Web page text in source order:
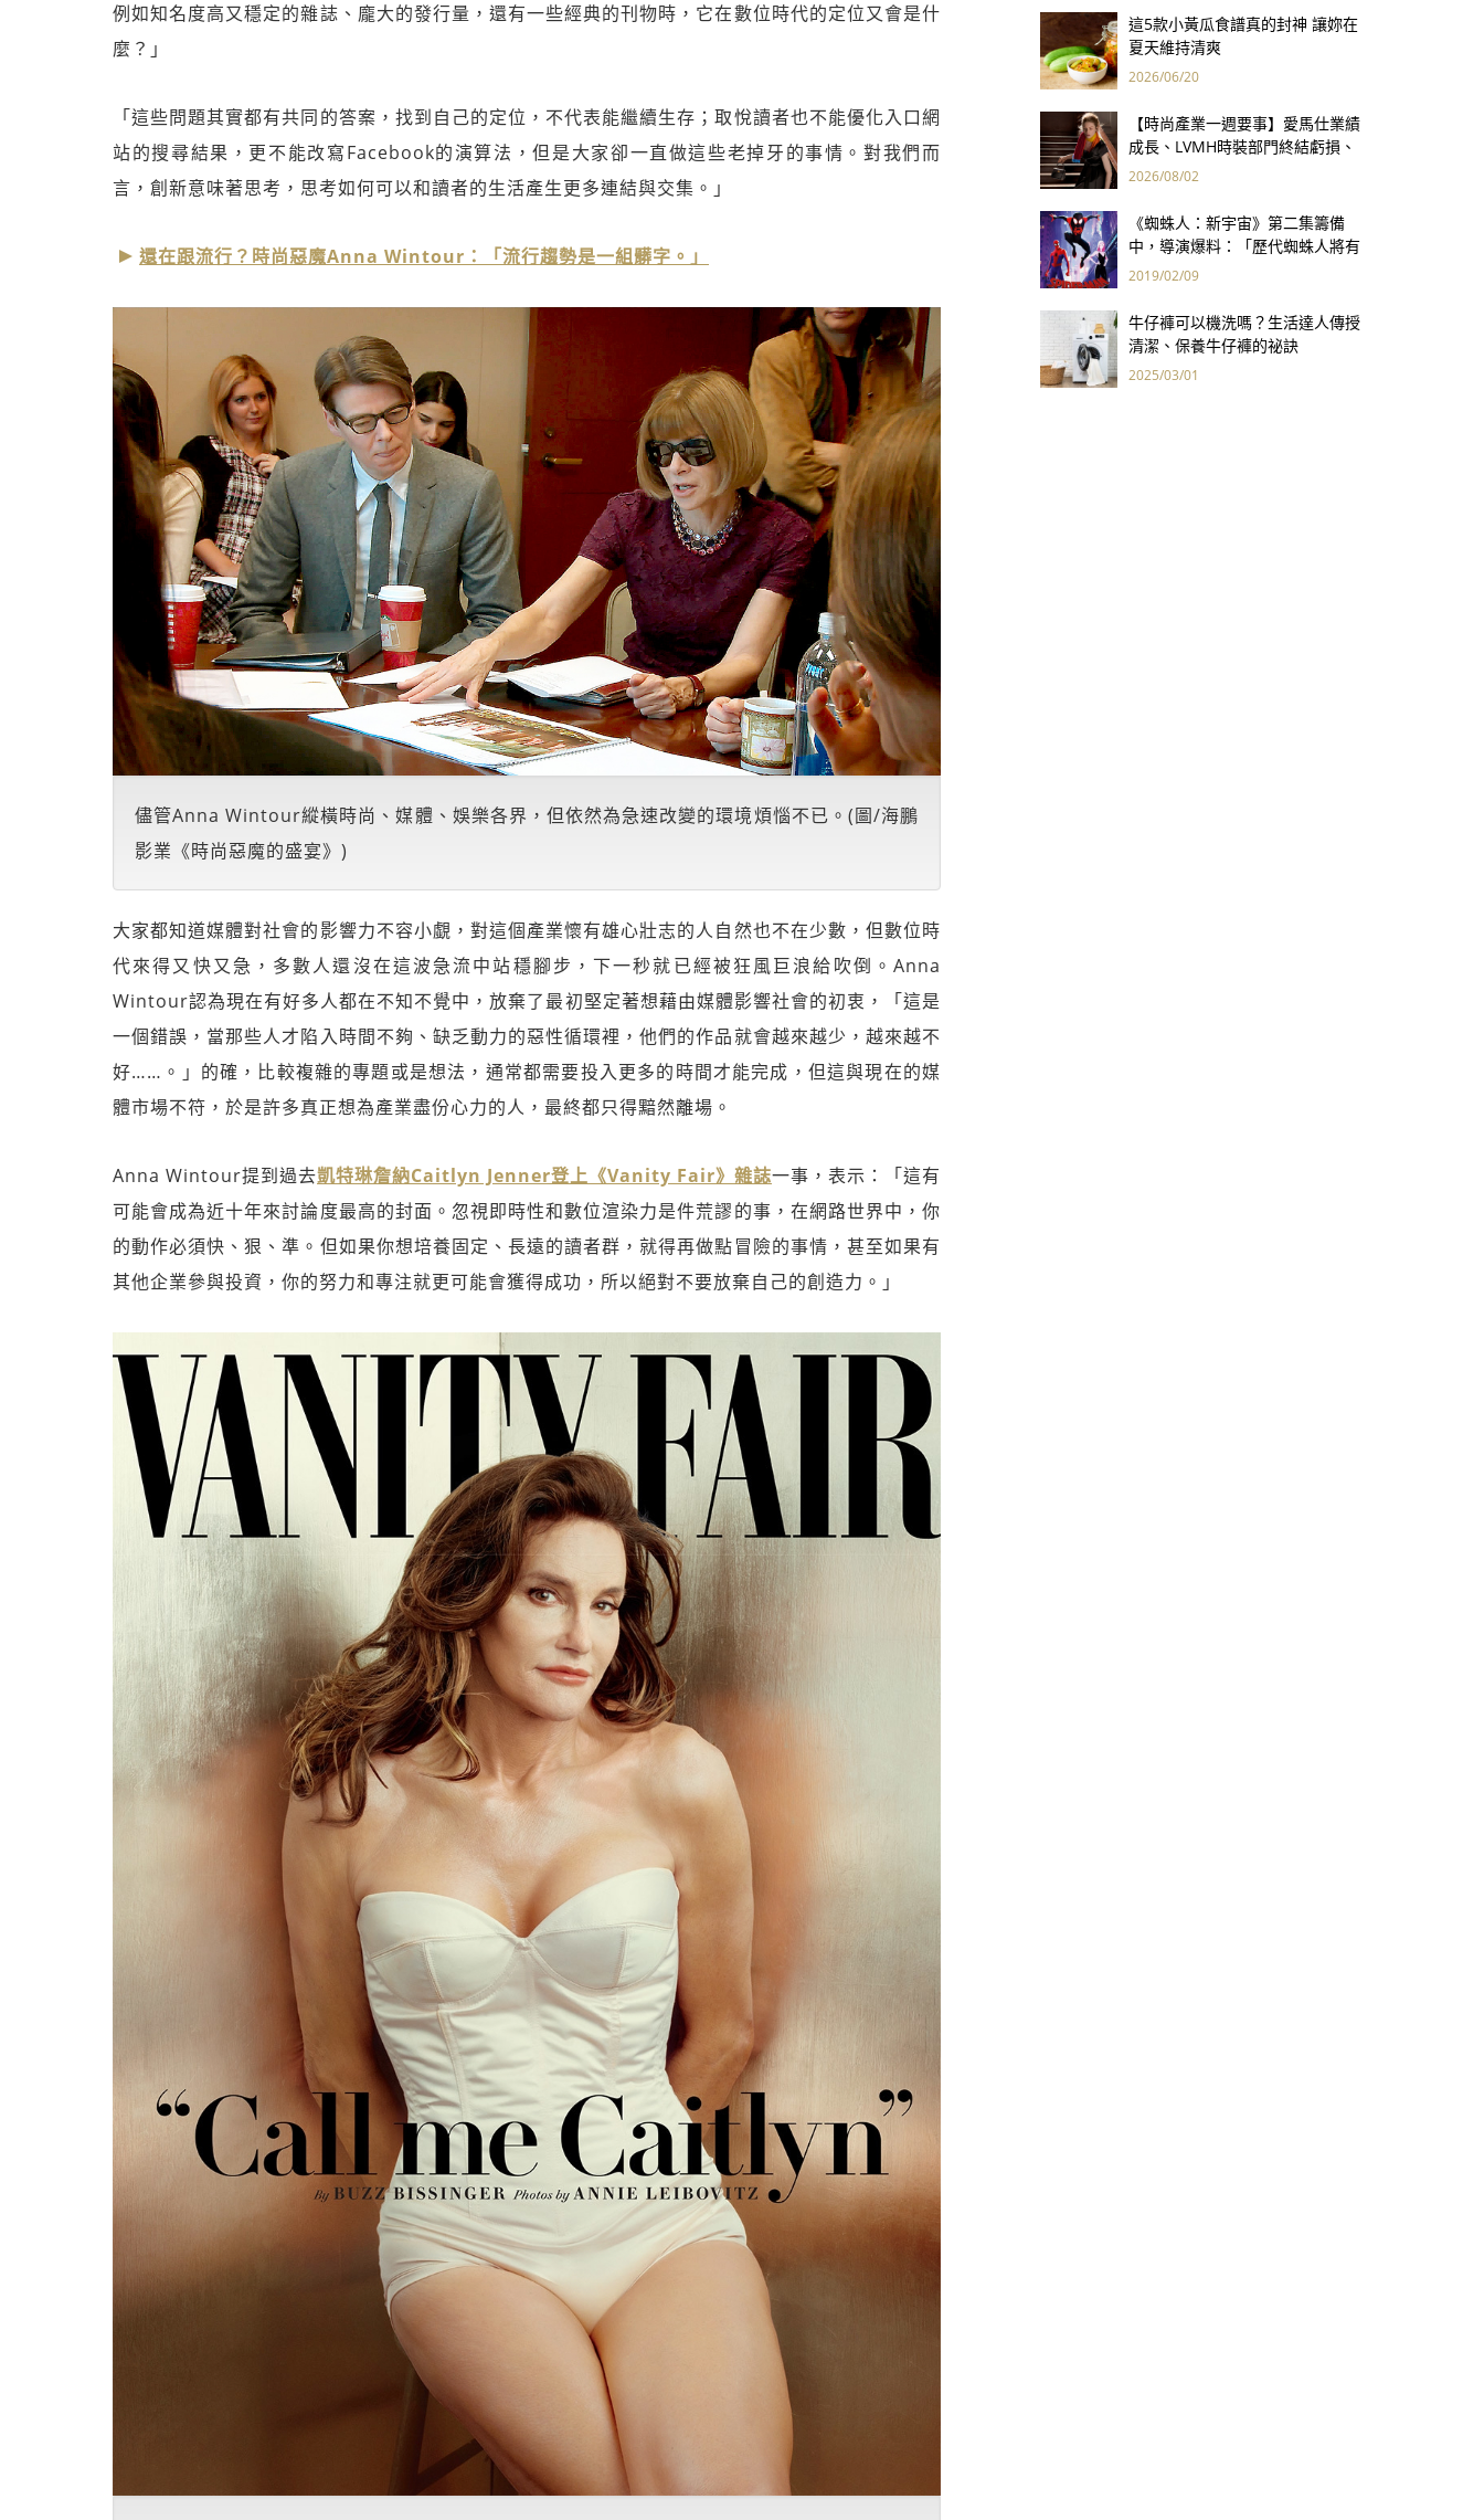
例如知名度高又穩定的雜誌、龐大的發行量，還有一些經典的刊物時，它在數位時代的定位又會是什
麼？」
「這些問題其實都有共同的答案，找到自己的定位，不代表能繼續生存；取悅讀者也不能優化入口網
站的搜尋結果，更不能改寫Facebook的演算法，但是大家卻一直做這些老掉牙的事情。對我們而
言，創新意味著思考，思考如何可以和讀者的生活產生更多連結與交集。」
還在跟流行？時尚惡魔Anna Wintour：「流行趨勢是一組髒字。」
儘管Anna Wintour縱橫時尚、媒體、娛樂各界，但依然為急速改變的環境煩惱不已。(圖/海鵬
影業《時尚惡魔的盛宴》)
大家都知道媒體對社會的影響力不容小覷，對這個產業懷有雄心壯志的人自然也不在少數，但數位時
代來得又快又急，多數人還沒在這波急流中站穩腳步，下一秒就已經被狂風巨浪給吹倒。Anna
Wintour認為現在有好多人都在不知不覺中，放棄了最初堅定著想藉由媒體影響社會的初衷，「這是
一個錯誤，當那些人才陷入時間不夠、缺乏動力的惡性循環裡，他們的作品就會越來越少，越來越不
好……。」的確，比較複雜的專題或是想法，通常都需要投入更多的時間才能完成，但這與現在的媒
體市場不符，於是許多真正想為產業盡份心力的人，最終都只得黯然離場。
Anna Wintour提到過去凱特琳詹納Caitlyn Jenner登上《Vanity Fair》雜誌一事，表示：「這有
可能會成為近十年來討論度最高的封面。忽視即時性和數位渲染力是件荒謬的事，在網路世界中，你
的動作必須快、狠、準。但如果你想培養固定、長遠的讀者群，就得再做點冒險的事情，甚至如果有
其他企業參與投資，你的努力和專注就更可能會獲得成功，所以絕對不要放棄自己的創造力。」
這5款小黃瓜食譜真的封神 讓妳在
夏天維持清爽
2026/06/20
【時尚產業一週要事】愛馬仕業績
成長、LVMH時裝部門終結虧損、
Kering轉型策略初現成效、Prada
2026/08/02
《蜘蛛人：新宇宙》第二集籌備
中，導演爆料：「歷代蜘蛛人將有
機會同時出現！」
2019/02/09
牛仔褲可以機洗嗎？生活達人傳授
清潔、保養牛仔褲的祕訣
2025/03/01